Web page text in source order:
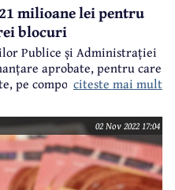
milioane lei pentru
blocuri
Publice și Administrației
aprobate, pentru care
pe componenta ”Valul
citeste mai mult
02 Nov 2022 17:04